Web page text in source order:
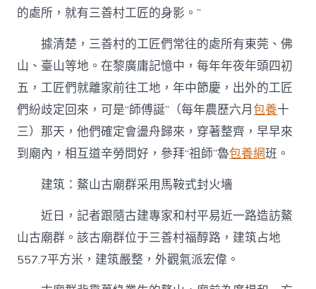
的處所，就有三善村工匠的身影。”
據清楚，三善村的工匠們常往的處所有東莞、佛
山、臺山等地。在黎廣庸記憶中，每年年夜年頭四初
五，工匠們就離家前往工地，年中節慶，出外的工匠
們紛歧定回來，可是“師傅誕”（每年農歷六月包養十
三）那天，他們確定會盪舟歸來，穿著整齊，早早來
到廟內，相互道辛勞問好，參拜“祖師”魯包養網班。
建筑：鰲山古廟群采用馬鞍式封火墻
近日，記者跟隨古建專家和村平易近一路造訪鰲
山古廟群。該古廟群位于三善村福醇路，建筑占地
557.7平方米，建筑嚴整，外觀氣派宏偉。